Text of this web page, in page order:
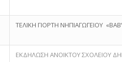
ΤΕΛΙΚΗ ΓΙΟΡΤΗ ΝΗΠΙΑΓΩΓΕΙΟΥ
ΕΚΔΗΛΩΣΗ ΑΝΟΙΚΤΟΥ ΣΧΟΛΕΙΟΥ